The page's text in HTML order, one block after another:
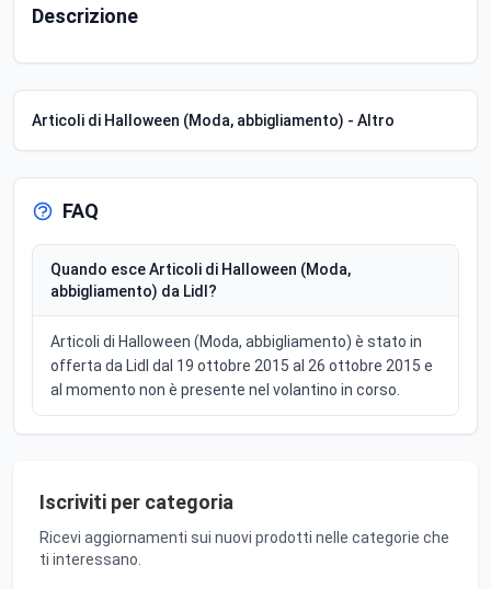
Descrizione
Articoli di Halloween (Moda, abbigliamento) - Altro
FAQ
Quando esce Articoli di Halloween (Moda,
abbigliamento) da Lidl?
Articoli di Halloween (Moda, abbigliamento) è stato in
offerta da Lidl dal 19 ottobre 2015 al 26 ottobre 2015 e
al momento non è presente nel volantino in corso.
Iscriviti per categoria
Ricevi aggiornamenti sui nuovi prodotti nelle categorie che
ti interessano.